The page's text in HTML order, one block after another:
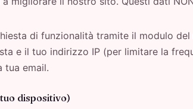
di funzionalità tramite il modulo
e il tuo indirizzo IP (per limitare la
tua email.
dispositivo)